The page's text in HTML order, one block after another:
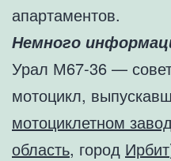
апартаментов.
Немного
Урал М67-36 —
мотоцикл,
мотоциклетном
область, город Ирбит